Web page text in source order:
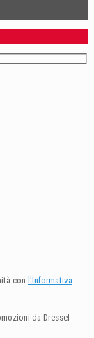
con l'Informativa
da Dressel